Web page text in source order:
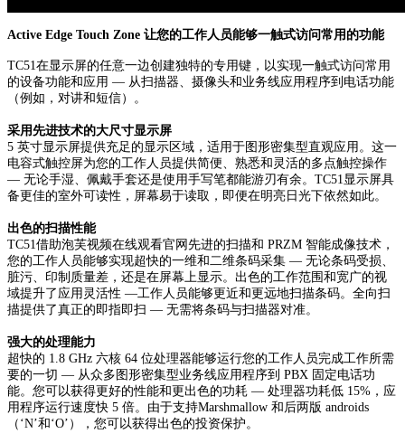
Active Edge Touch Zone 让您的工作人员能够一触式访问常用的功能
TC51在显示屏的任意一边创建独特的专用键，以实现一触式访问常用
的设备功能和应用 — 从扫描器、摄像头和业务线应用程序到电话功能
（例如，对讲和短信）。
采用先进技术的大尺寸显示屏
5 英寸显示屏提供充足的显示区域，适用于图形密集型直观应用。这一
电容式触控屏为您的工作人员提供简便、熟悉和灵活的多点触控操作
— 无论手湿、佩戴手套还是使用手写笔都能游刃有余。TC51显示屏具
备更佳的室外可读性，屏幕易于读取，即便在明亮日光下依然如此。
出色的扫描性能
TC51借助泡芙视频在线观看官网先进的扫描和 PRZM 智能成像技术，
您的工作人员能够实现超快的一维和二维条码采集 — 无论条码受损、
脏污、印制质量差，还是在屏幕上显示。出色的工作范围和宽广的视
域提升了应用灵活性 —工作人员能够更近和更远地扫描条码。全向扫
描提供了真正的即指即扫 — 无需将条码与扫描器对准。
强大的处理能力
超快的 1.8 GHz 六核 64 位处理器能够运行您的工作人员完成工作所需
要的一切 — 从众多图形密集型业务线应用程序到 PBX 固定电话功
能。您可以获得更好的性能和更出色的功耗 — 处理器功耗低 15%，应
用程序运行速度快 5 倍。由于支持Marshmallow 和后两版 androids
（‘N’和‘O’），您可以获得出色的投资保护。